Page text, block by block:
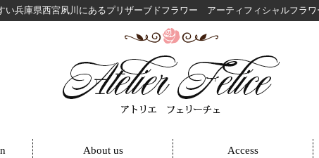
い兵庫県西宮夙川にあるプリザーブドフラワー アーティフィシャルフラ
About us Access